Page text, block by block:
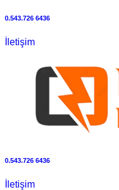
0.543.726 6436
İletişim
0.543.726 6436
İletişim